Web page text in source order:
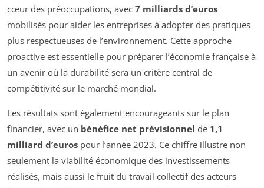
cœur des préoccupations, avec 7 milliards d’euros
mobilisés pour aider les entreprises à adopter des pratiques
plus respectueuses de l’environnement. Cette approche
proactive est essentielle pour préparer l’économie française à
un avenir où la durabilité sera un critère central de
compétitivité sur le marché mondial.
Les résultats sont également encourageants sur le plan
financier, avec un bénéfice net prévisionnel de 1,1
milliard d’euros pour l’année 2023. Ce chiffre illustre non
seulement la viabilité économique des investissements
réalisés, mais aussi le fruit du travail collectif des acteurs